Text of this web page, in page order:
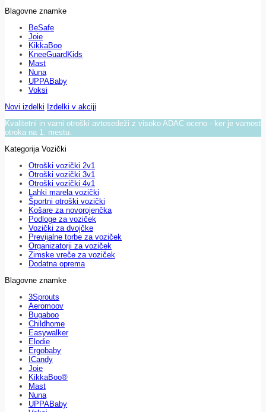
Blagovne znamke
BeSafe
Joie
KikkaBoo
KneeGuardKids
Mast
Nuna
UPPABaby
Voksi
Novi izdelki Izdelki v akciji
Kvalitetni in varni otroški avtosedeži z visoko ADAC oceno - ker je varnost
otroka na 1. mestu.
Kategorija Vozički
Otroški vozički 2v1
Otroški vozički 3v1
Otroški vozički 4v1
Lahki marela vozički
Športni otroški vozički
Košare za novorojenčka
Podloge za voziček
Vozički za dvojčke
Previjalne torbe za voziček
Organizatorji za voziček
Zimske vreče za voziček
Dodatna oprema
Blagovne znamke
3Sprouts
Aeromoov
Bugaboo
Childhome
Easywalker
Elodie
Ergobaby
ICandy
Joie
KikkaBoo®
Mast
Nuna
UPPABaby